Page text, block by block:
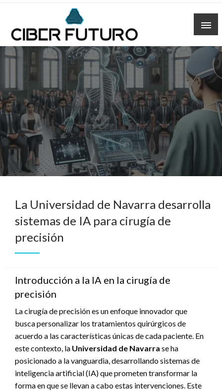
Skip
content
La Universidad de Navarra desarrolla
sistemas de IA para cirugía de
precisión
Introducción a la IA en la cirugía de
precisión
La cirugía de precisión es un enfoque innovador que
busca personalizar los tratamientos quirúrgicos de
acuerdo a las características únicas de cada paciente. En
este contexto, la Universidad de Navarra se ha
posicionado a la vanguardia, desarrollando sistemas de
inteligencia artificial (IA) que prometen transformar la
forma en que se llevan a cabo estas intervenciones. Este